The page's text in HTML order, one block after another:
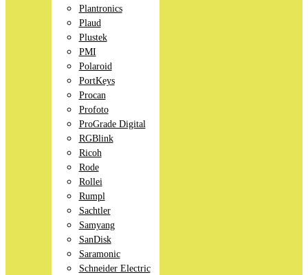
Plantronics
Plaud
Plustek
PMI
Polaroid
PortKeys
Procan
Profoto
ProGrade Digital
RGBlink
Ricoh
Rode
Rollei
Rumpl
Sachtler
Samyang
SanDisk
Saramonic
Schneider Electric